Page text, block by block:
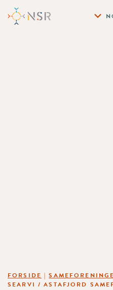
FORSIDE |
SEARVI / ASTAFJORD